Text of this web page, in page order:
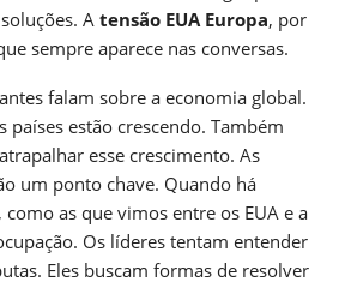
A tensão EUA Europa, por
sempre aparece nas conversas.
falam sobre a economia global.
países estão crescendo. Também
esse crescimento. As
um ponto chave. Quando há
as que vimos entre os EUA e a
Os líderes tentam entender
Eles buscam formas de resolver